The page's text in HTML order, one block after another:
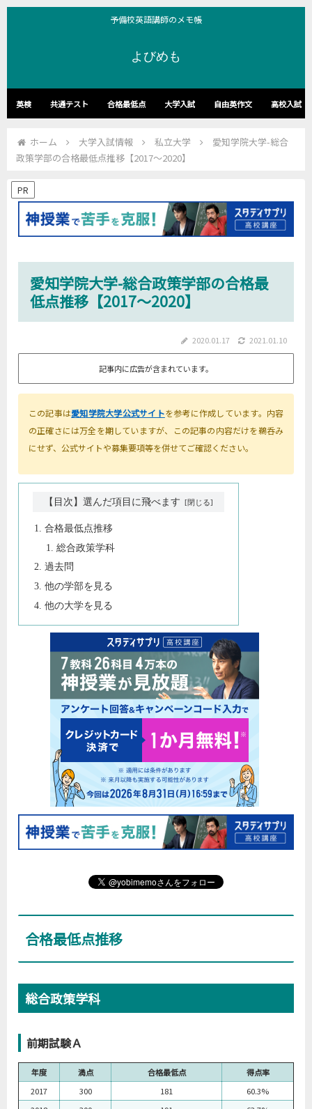
予備校英語講師のメモ帳
よびめも
英検 共通テスト 合格最低点 大学入試 自由英作文 高校入試
ホーム 大学入試情報 私立大学
愛知学院大学-総合
政策学部の合格最低点推移【2017～2020】
PR
愛知学院大学-総合政策学部の合格最
低点推移【2017～2020】
2020.01.17 2021.01.10
記事内に広告が含まれています。
この記事は愛知学院大学公式サイトを参考に作成しています。内容
の正確さには万全を期していますが、この記事の内容だけを鵜呑み
にせず、公式サイトや募集要項等を併せてご確認ください。
【目次】選んだ項目に飛べます
合格最低点推移
総合政策学科
過去問
他の学部を見る
他の大学を見る
合格最低点推移
総合政策学科
前期試験Ａ
年度 満点 合格最低点
得点率
2017
300 181
60.3%